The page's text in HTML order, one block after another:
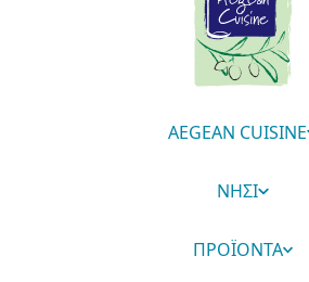
AEGEAN CUISINE
ΝΗΣΙ
ΠΡΟΪΟΝΤΑ